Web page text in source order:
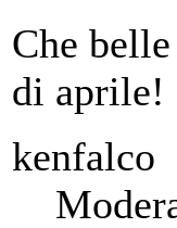
Che
di aprile!
kenfalco